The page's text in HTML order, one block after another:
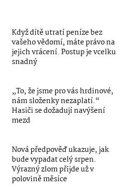
Když dítě utratí peníze bez
vašeho vědomí, máte právo na
jejich vrácení. Postup je vcelku
snadný
„To, že jsme pro vás hrdinové,
nám složenky nezaplatí.“
Hasiči se dožadují navýšení
mezd
Nová předpověď ukazuje, jak
bude vypadat celý srpen.
Výrazný zlom přijde už v
polovině měsíce